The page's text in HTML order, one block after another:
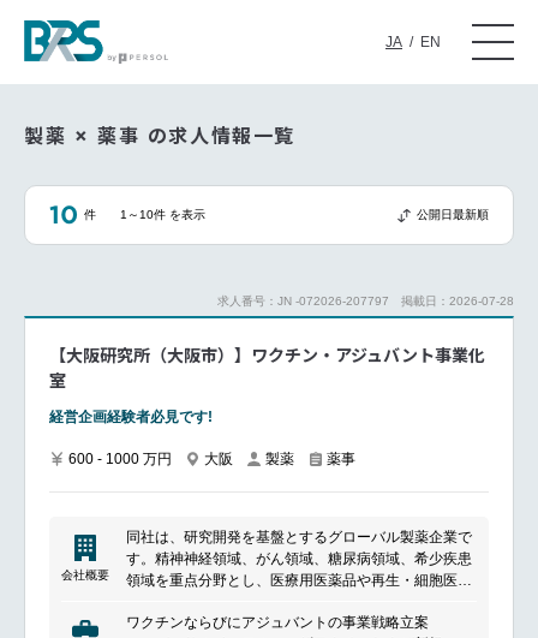
JA / EN
製薬 × 薬事 の求人情報一覧
10 件 1～10件 を表示 公開日最新順
求人番号：JN -072026-207797 掲載日：2026-07-28
【大阪研究所（大阪市）】ワクチン・アジュバント事業化
室
経営企画経験者必見です!
600 - 1000 万円 大阪 製薬 薬事
会社概要
同社は、研究開発を基盤とするグローバル製薬企業で
す。精神神経領域、がん領域、糖尿病領域、希少疾患
領域を重点分野とし、医療用医薬品や再生・細胞医療
な治療法の創出を通じて、患者さんの健康と医療の発
ワクチンならびにアジュバントの事業戦略立案